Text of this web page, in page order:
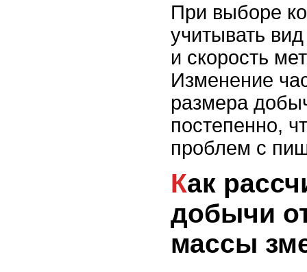
При выборе
учитывать
и скорость
Изменение
размера
постепенно,
проблем с
Как рассчитывать вес
добычи
массы